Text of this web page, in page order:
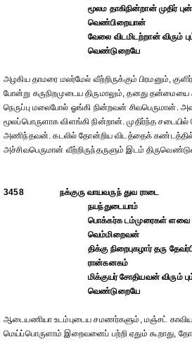
மூலம தாகிநின்றான் முதிர்
வெண்பிறையான்
வேலை விடமிடற்றான் விரும்
வெண்டுறையே
அழகிய தாமரை மலர்மேல் வீற்றிருக்கும் பிரமனும்,
போன்று கருநிறமுடைய திருமாலும், தனது
நெருப்பு மலைபோல் ஓங்கி நின்றவன் சிவபெருமான்.
மூலப்பொருளாக விளங்கி நின்றான். முதிர்ந்த
அணிந்தவன். கடலில் தோன்றிய விடத்தைக்
அச்சிவபெருமான் வீற்றிருந்தருளும் இடம்
3458
நக்குரு வாயவருந் துவ ராடை
நயந்துடையாம்
பொக்கர்க டம்முரைகள்
வெம்மிறைவன்
திக்கு நிறைபுகழார் தரு
ரான்கனகம்
மிக்குயர் சோதியவன் விரும்
வெண்டுறையே
ஆடையணியா உடம்புடைய சமணர்களும், மஞ்சட்
மெய்ப்பொருளாம் இறைவனைப் பற்றி ஏதும் கூறாது,